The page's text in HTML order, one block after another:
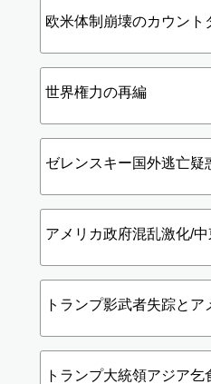
欧米体制崩壊のカウント
世界権力の再編
ゼレンスキー国外逃亡疑
アメリカ政府混乱激化/
トランプ影武者失踪と
トランプ大統領アジア乞